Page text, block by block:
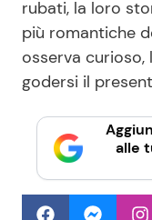
rubati, la loro
più romantiche
osserva
godersi il
alle